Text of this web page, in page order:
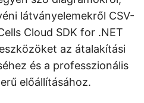
látványelemekről CSV-
Cloud SDK for .NET
az átalakítási
és a professzionális
előállításához.